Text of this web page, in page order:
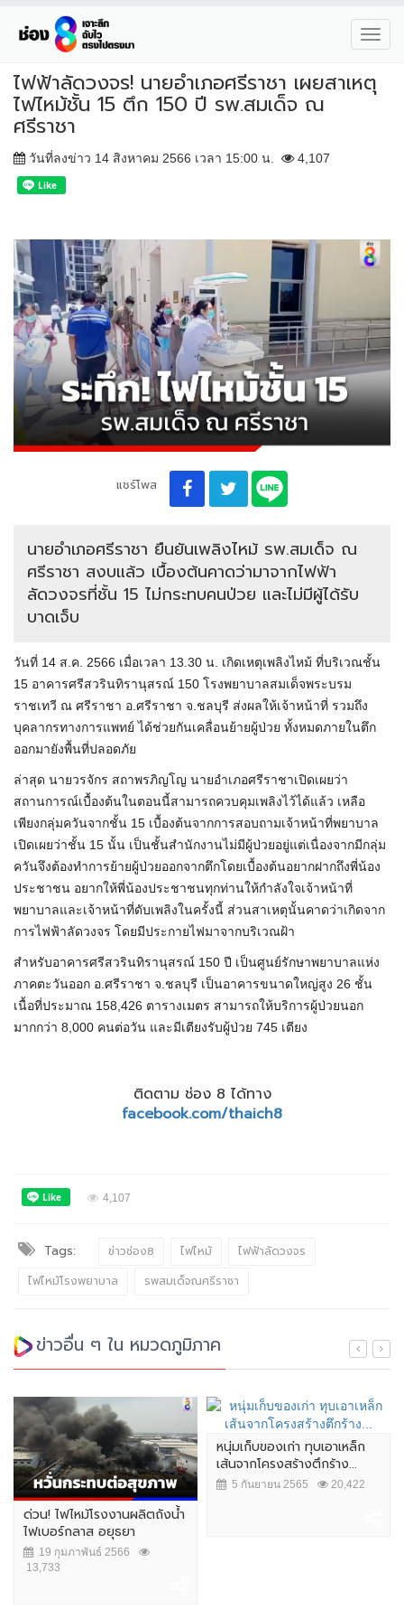
ไฟฟ้าลัดวงจร! นายอำเภอศรีราชา เผยสาเหตุ
ไฟไหม้ชั้น 15 ตึก 150 ปี รพ.สมเด็จ ณ
ศรีราชา
วันที่ลงข่าว 14 สิงหาคม 2566 เวลา 15:00 น. 4,107
แชร์โพส
นายอำเภอศรีราชา ยืนยันเพลิงไหม้ รพ.สมเด็จ ณ
ศรีราชา สงบแล้ว เบื้องต้นคาดว่ามาจากไฟฟ้า
ลัดวงจรที่ชั้น 15 ไม่กระทบคนป่วย และไม่มีผู้ได้รับ
บาดเจ็บ
วันที่ 14 ส.ค. 2566 เมื่อเวลา 13.30 น. เกิดเหตุเพลิงไหม้ ที่บริเวณชั้น
15 อาคารศรีสวรินทิรานุสรณ์ 150 โรงพยาบาลสมเด็จพระบรม
ราชเทวี ณ ศรีราชา อ.ศรีราชา จ.ชลบุรี ส่งผลให้เจ้าหน้าที่ รวมถึง
บุคลากรทางการแพทย์ ได้ช่วยกันเคลื่อนย้ายผู้ป่วย ทั้งหมดภายในตึก
ออกมายังพื้นที่ปลอดภัย
ล่าสุด นายวรจักร สถาพรภิญโญ นายอำเภอศรีราชาเปิดเผยว่า
สถานการณ์เบื้องต้นในตอนนี้สามารถควบคุมเพลิงไว้ได้แล้ว เหลือ
เพียงกลุ่มควันจากชั้น 15 เบื้องต้นจากการสอบถามเจ้าหน้าที่พยาบาล
เปิดเผยว่าชั้น 15 นั้น เป็นชั้นสำนักงานไม่มีผู้ป่วยอยู่แต่เนื่องจากมีกลุ่ม
ควันจึงต้องทำการย้ายผู้ป่วยออกจากตึกโดยเบื้องต้นอยากฝากถึงพี่น้อง
ประชาชน อยากให้พี่น้องประชาชนทุกท่านให้กำลังใจเจ้าหน้าที่
พยาบาลและเจ้าหน้าที่ดับเพลิงในครั้งนี้ ส่วนสาเหตุนั้นคาดว่าเกิดจาก
การไฟฟ้าลัดวงจร โดยมีประกายไฟมาจากบริเวณฝ้า
สำหรับอาคารศรีสวรินทิรานุสรณ์ 150 ปี เป็นศูนย์รักษาพยาบาลแห่ง
ภาคตะวันออก อ.ศรีราชา จ.ชลบุรี เป็นอาคารขนาดใหญ่สูง 26 ชั้น
เนื้อที่ประมาณ 158,426 ตารางเมตร สามารถให้บริการผู้ป่วยนอก
มากกว่า 8,000 คนต่อวัน และมีเตียงรับผู้ป่วย 745 เตียง
ติดตาม ช่อง 8 ได้ทาง
facebook.com/thaich8
4,107
Tags: ข่าวช่อง8 ไฟไหม้
ไฟฟ้าลัดวงจร
ไฟไหม้โรงพยาบาล
รพสมเด็จณศรีราชา
ข่าวอื่น ๆ ใน หมวดภูมิภาค
ด่วน! ไฟไหม้โรงงานผลิตถังน้ำ
ไฟเบอร์กลาส อยุธยา
19 กุมภาพันธ์ 2566
13,733
หนุ่มเก็บของเก่า ทุบเอาเหล็ก
เส้นจากโครงสร้างตึกร้าง...
5 กันยายน 2565 20,422